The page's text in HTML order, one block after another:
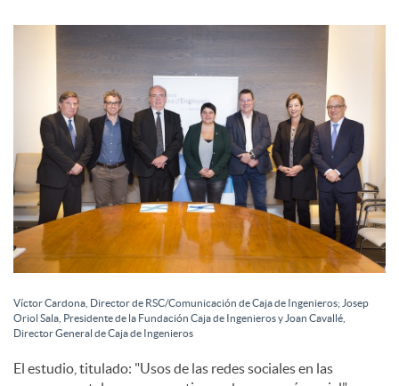
l
s
Víctor Cardona, Director de RSC/Comunicación de Caja de Ingenieros; Josep
Oriol Sala, Presidente de la Fundación Caja de Ingenieros y Joan Cavallé,
Director General de Caja de Ingenieros
El estudio, titulado: "Usos de las redes sociales en las